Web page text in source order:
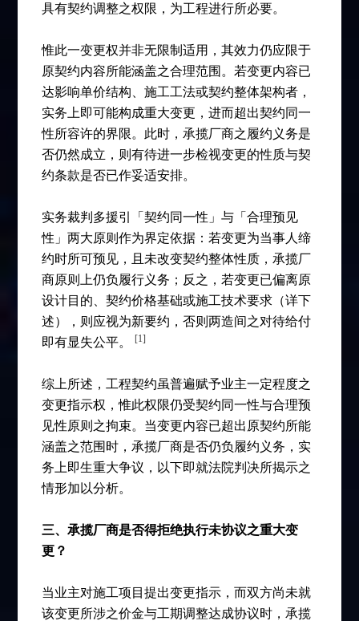
具有契约调整之权限，为工程进行所必要。
惟此一变更权并非无限制适用，其效力仍应限于
原契约内容所能涵盖之合理范围。若变更内容已
达影响单价结构、施工工法或契约整体架构者，
实务上即可能构成重大变更，进而超出契约同一
性所容许的界限。此时，承揽厂商之履约义务是
否仍然成立，则有待进一步检视变更的性质与契
约条款是否已作妥适安排。
实务裁判多援引「契约同一性」与「合理预见
性」两大原则作为界定依据：若变更为当事人缔
约时所可预见，且未改变契约整体性质，承揽厂
商原则上仍负履行义务；反之，若变更已偏离原
设计目的、契约价格基础或施工技术要求（详下
述），则应视为新要约，否则两造间之对待给付
即有显失公平。
[1]
综上所述，工程契约虽普遍赋予业主一定程度之
变更指示权，惟此权限仍受契约同一性与合理预
见性原则之拘束。当变更内容已超出原契约所能
涵盖之范围时，承揽厂商是否仍负履约义务，实
务上即生重大争议，以下即就法院判决所揭示之
情形加以分析。
三、承揽厂商是否得拒绝执行未协议之重大变
更？
当业主对施工项目提出变更指示，而双方尚未就
该变更所涉之价金与工期调整达成协议时，承揽